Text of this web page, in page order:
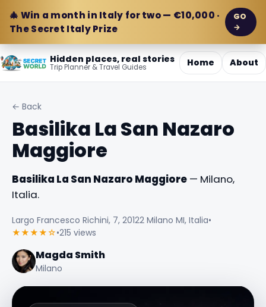
🎄 Win a month in Italy for two — €10,000 ·
The Secret Italy Prize
GO
→
Hidden places, real stories
Trip Planner & Travel Guides Home About
← Back
Basilika La San Nazaro
Maggiore
Basilika La San Nazaro Maggiore — Milano,
Italia.
Largo Francesco Richini, 7, 20122 Milano MI, Italia•
★★★★☆•215 views
Magda Smith
Milano